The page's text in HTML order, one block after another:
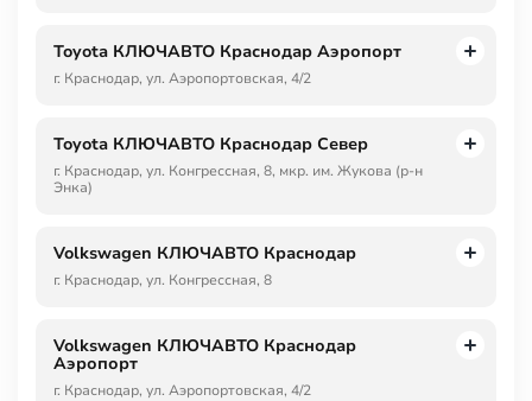
Toyota КЛЮЧАВТО Краснодар Аэропорт
г. Краснодар, ул. Аэропортовская, 4/2
Toyota КЛЮЧАВТО Краснодар Север
г. Краснодар, ул. Конгрессная, 8, мкр. им. Жукова (р-н
Энка)
Volkswagen КЛЮЧАВТО Краснодар
г. Краснодар, ул. Конгрессная, 8
Volkswagen КЛЮЧАВТО Краснодар
Аэропорт
г. Краснодар, ул. Аэропортовская, 4/2